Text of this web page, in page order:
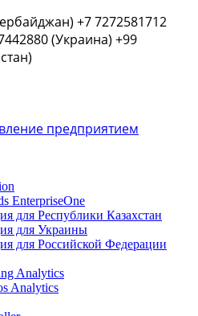
+7 7272581712
(Украина) +99
EnterpriseOne
для Республики Казахстан
для Украины
для Российской Федерации
Analytics
Analytics